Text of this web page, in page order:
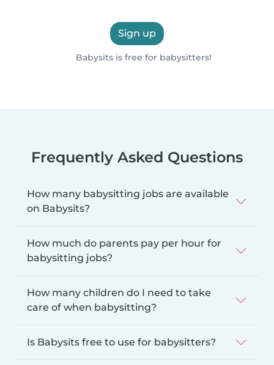
Sign up
Babysits is free for babysitters!
Frequently Asked Questions
How many babysitting jobs are available
on Babysits?
How much do parents pay per hour for
babysitting jobs?
How many children do I need to take
care of when babysitting?
Is Babysits free to use for babysitters?